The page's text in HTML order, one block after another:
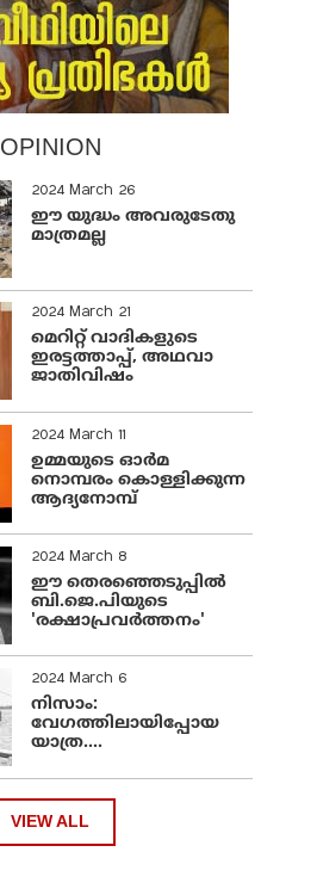
OPINION
2024 March 26
ഈ യുദ്ധം അവരുടേതു
മാത്രമല്ല
2024 March 21
മെറിറ്റ് വാദികളുടെ
ഇരട്ടത്താപ്പ്, അഥവാ
ജാതിവിഷം
2024 March 11
ഉമ്മയുടെ ഓർമ
നൊമ്പരം കൊള്ളിക്കുന്ന
ആദ്യനോമ്പ്
2024 March 8
ഈ തെരഞ്ഞെടുപ്പില്‍
ബി.ജെ.പിയുടെ
'രക്ഷാപ്രവര്‍ത്തനം'
2024 March 6
നിസാം:
വേഗത്തിലായിപ്പോയ
യാത്ര....
VIEW ALL